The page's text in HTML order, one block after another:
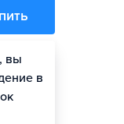
вы
в